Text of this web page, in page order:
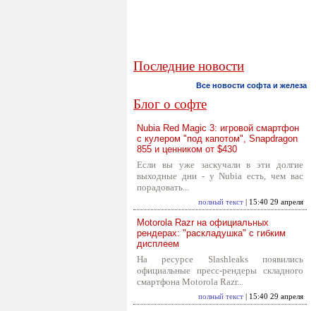
Последние новости
Все новости софта и железа
Блог о софте
Nubia Red Magic 3: игровой смартфон
с кулером "под капотом", Snapdragon
855 и ценником от $430
Если вы уже заскучали в эти долгие
выходные дни - у Nubia есть, чем вас
порадовать...
полный текст | 15:40 29 апреля
Motorola Razr на официальных
рендерах: "раскладушка" с гибким
дисплеем
На ресурсе Slashleaks появились
официальные пресс-рендеры складного
смартфона Motorola Razr...
полный текст | 15:40 29 апреля